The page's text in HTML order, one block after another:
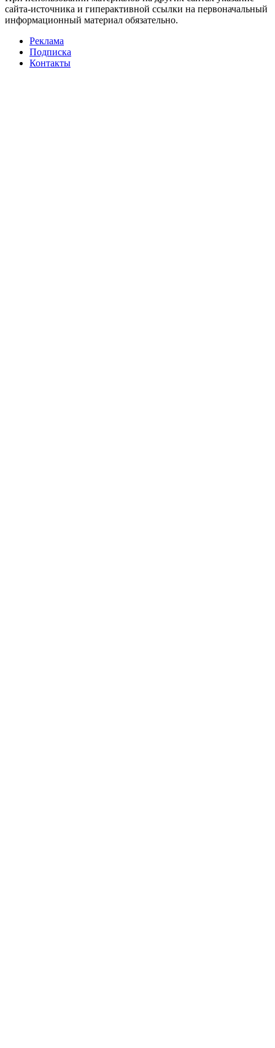
сайта-источника и гиперактивной ссылки на первоначальный
информационный материал обязательно.
Реклама
Подписка
Контакты